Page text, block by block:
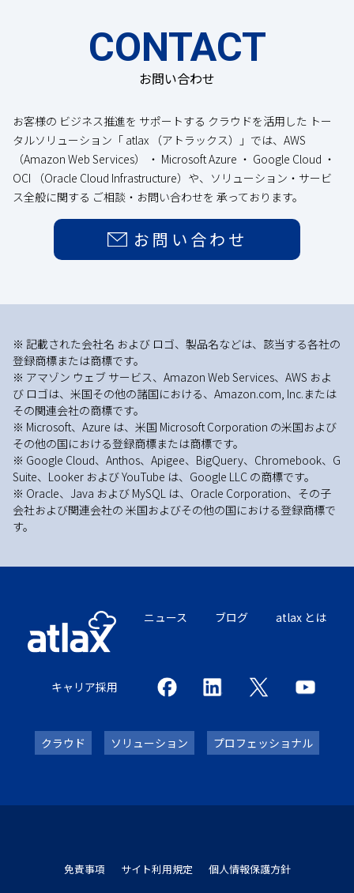
CONTACT
お問い合わせ
お客様の ビジネス推進を サポートする クラウドを活用した トー
タルソリューション「 atlax （アトラックス）」では、AWS
（Amazon Web Services） ・ Microsoft Azure ・ Google Cloud ・
OCI （Oracle Cloud Infrastructure）や、ソリューション・サービ
ス全般に関する ご相談・お問い合わせを 承っております。
お問い合わせ
※ 記載された会社名 および ロゴ、製品名などは、該当する各社の
登録商標または商標です。
※ アマゾン ウェブ サービス、Amazon Web Services、AWS およ
び ロゴは、米国その他の諸国における、Amazon.com, Inc.または
その関連会社の商標です。
※ Microsoft、Azure は、米国 Microsoft Corporation の米国および
その他の国における登録商標または商標です。
※ Google Cloud、Anthos、Apigee、BigQuery、Chromebook、G
Suite、Looker および YouTube は、Google LLC の商標です。
※ Oracle、Java および MySQL は、Oracle Corporation、その子
会社および関連会社の 米国およびその他の国における登録商標で
す。
ニュース ブログ atlax とは
キャリア採用
クラウド ソリューション プロフェッショナル
免責事項 サイト利用規定 個人情報保護方針